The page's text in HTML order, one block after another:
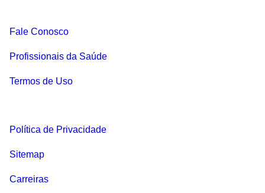
Fale Conosco
Profissionais da Saúde
Termos de Uso
Política de Privacidade
Sitemap
Carreiras